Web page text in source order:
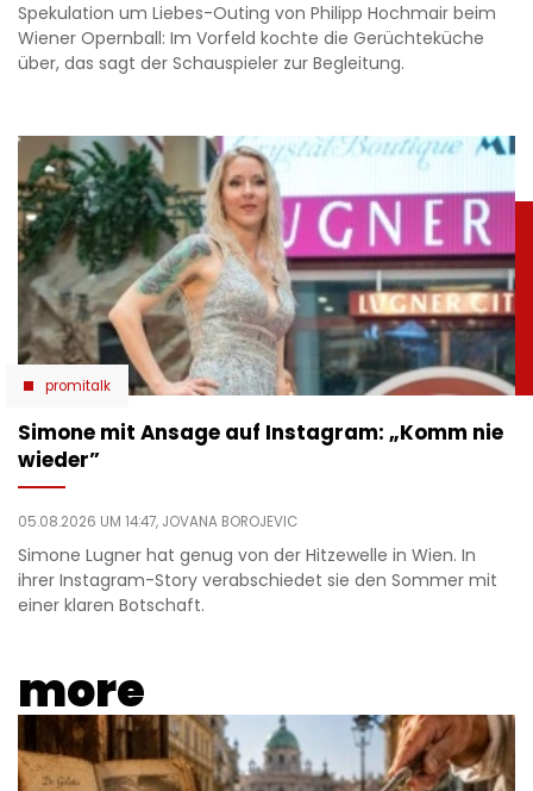
Spekulation um Liebes-Outing von Philipp Hochmair beim
Wiener Opernball: Im Vorfeld kochte die Gerüchteküche
über, das sagt der Schauspieler zur Begleitung.
promitalk
Simone mit Ansage auf Instagram: „Komm nie
wieder”
05.08.2026 UM 14:47, JOVANA BOROJEVIC
Simone Lugner hat genug von der Hitzewelle in Wien. In
ihrer Instagram-Story verabschiedet sie den Sommer mit
einer klaren Botschaft.
more